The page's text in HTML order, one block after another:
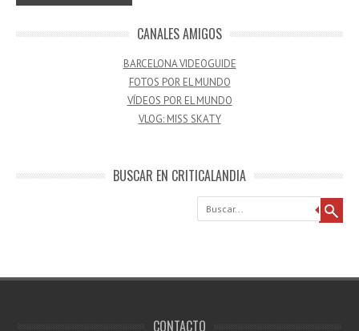
CANALES AMIGOS
BARCELONA VIDEOGUIDE
FOTOS POR EL MUNDO
VÍDEOS POR EL MUNDO
VLOG: MISS SKATY
BUSCAR EN CRITICALANDIA
Buscar
CONTACTO